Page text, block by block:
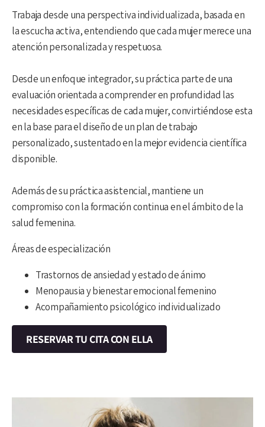
Trabaja desde una perspectiva individualizada, basada en
la escucha activa, entendiendo que cada mujer merece una
atención personalizada y respetuosa.
Desde un enfoque integrador, su práctica parte de una
evaluación orientada a comprender en profundidad las
necesidades específicas de cada mujer, convirtiéndose esta
en la base para el diseño de un plan de trabajo
personalizado, sustentado en la mejor evidencia científica
disponible.
Además de su práctica asistencial, mantiene un
compromiso con la formación continua en el ámbito de la
salud femenina.
Áreas de especialización
Trastornos de ansiedad y estado de ánimo
Menopausia y bienestar emocional femenino
Acompañamiento psicológico individualizado
RESERVAR TU CITA CON ELLA